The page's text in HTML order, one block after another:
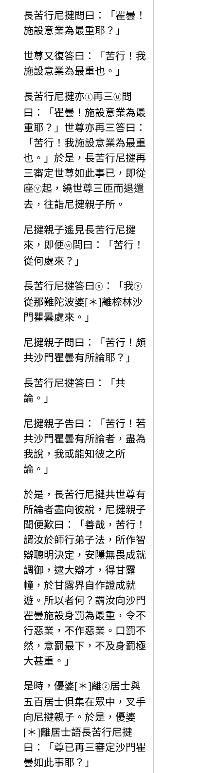
長苦行尼揵問曰：「瞿曇！
施設意業為最重耶？」
世尊又復答曰：「苦行！我
施設意業為最重也。」
長苦行尼揵亦ⓣ再三ⓤ 問
曰：「瞿曇！施設意業為最
重耶？」世尊亦再三答曰：
「苦行！我施設意業為最重
也。」於是，長苦行尼揵再
三審定世尊如此事已，即從
座ⓥ起，繞世尊三匝而退還
去，往詣尼揵親子所。
尼揵親子遙見長苦行尼揵
來，即便ⓦ 問曰：「苦行！
從何處來？」
長苦行尼揵答曰ⓧ ：「我ⓨ
從那難陀波婆[＊]離㮈林沙
門瞿曇處來。」
尼揵親子問曰：「苦行！頗
共沙門瞿曇有所論耶？」
長苦行尼揵答曰：「共
論。」
尼揵親子告曰：「苦行！若
共沙門瞿曇有所論者，盡為
我說，我或能知彼之所
論。」
於是，長苦行尼揵共世尊有
所論者盡向彼說，尼揵親子
聞便歎曰：「善哉，苦行！
謂汝於師行弟子法，所作智
辯聰明決定，安隱無畏成就
調御，逮大辯才，得甘露
幢，於甘露界自作證成就
遊。所以者何？謂汝向沙門
瞿曇施設身罰為最重，令不
行惡業，不作惡業。口罰不
然，意罰最下，不及身罰極
大甚重。」
是時，優婆[＊]離ⓩ居士與
五百居士俱集在眾中，叉手
向尼揵親子。於是，優婆
[＊]離居士語長苦行尼揵
曰：「尊已再三審定沙門瞿
曇如此事耶？」